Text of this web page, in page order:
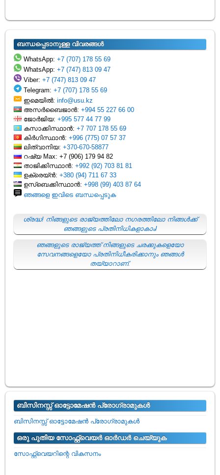
ബന്ധപ്പെടാനുള്ള വിവരങ്ങൾ
WhatsApp:+7 (707) 178 55 69
WhatsApp:+7 (747) 813 09 47
Viber:+7 (747) 813 09 47
Telegram:+7 (707) 178 55 69
ഇമെയിൽ:info@usu.kz
അസർബൈജാൻ:+994 55 227 66 00
ജോർജിയ:+995 577 44 77 99
കസാക്കിസ്ഥാൻ:+7 707 178 55 69
കിർഗിസ്ഥാൻ:+996 (775) 07 57 37
ലിത്വാനിയ:+370-670-58877
റഷ്യ Max: +7 (906) 179 94 82
താജിക്കിസ്ഥാൻ:+992 (92) 703 81 81
ഉക്രെയ്ൻ:+380 (94) 711 67 33
ഉസ്ബെക്കിസ്ഥാൻ:+998 (99) 403 87 64
ഞങ്ങളെ ഇവിടെ ബന്ധപ്പെടുക
ശ്രദ്ധ! നിങ്ങളുടെ രാജ്യത്തിലോ നഗരത്തിലോ നിങ്ങൾക്ക്
ഞങ്ങളുടെ പ്രതിനിധികളാകാം!
ഞങ്ങളുടെ രാജ്യത്ത് നിങ്ങളുടെ ചരക്കുകളെയോ
സേവനങ്ങളെയോ പ്രതിനിധീകരിക്കാനും ഞങ്ങൾ
തയ്യാറാണ്.
ബിസിനസ്സ് ഓട്ടോമേഷൻ പ്രോഗ്രാമുകൾ
ബിസിനസ്സ് ഓട്ടോമേഷൻ പ്രോഗ്രാമുകൾ
ഒരു പുതിയ സോഫ്റ്റ്വെയർ ഓർഡർ ചെയ്യുക
സോഫ്റ്റ്വെയറിന്റെ വികസനം